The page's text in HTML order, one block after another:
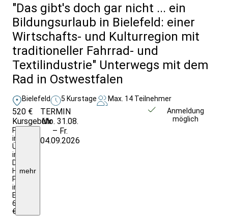
"Das gibt's doch gar nicht ... ein
Bildungsurlaub in Bielefeld: einer
Wirtschafts- und Kulturregion mit
traditioneller Fahrrad- und
Textilindustrie" Unterwegs mit dem
Rad in Ostwestfalen
Bielefeld 5 Kurstage Max. 14 Teilnehmer
520 €
Kursgebühr
Preis
inkl.
Übernachtung
im
DZ,
HP,
Preis
im
EZ:
640
€
mehr
TERMIN
Mo. 31.08.
– Fr.
04.09.2026
Anmeldung
möglich